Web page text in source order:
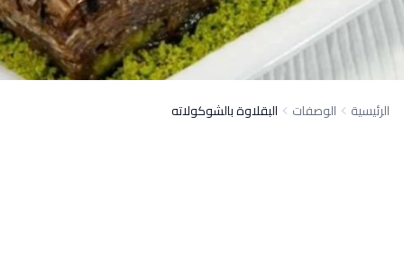
الرئيسية الوصفات البقلاوة بالشوكولاته